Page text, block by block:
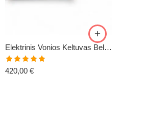
Elektrinis Vonios Keltuvas Bellavita
Įvertinimas:
420,00 €